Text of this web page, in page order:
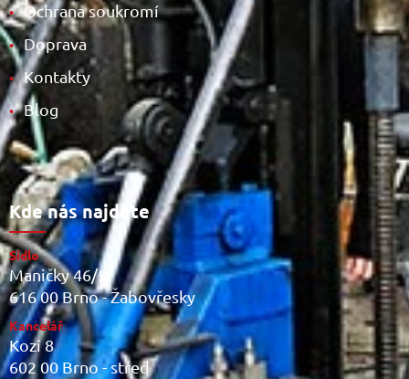
• Ochrana soukromí
• Doprava
• Kontakty
• Blog
Kde nás najdete
Sídlo
Maničky 46/5
616 00 Brno - Žabovřesky
Kancelář
Kozí 8
602 00 Brno - střed